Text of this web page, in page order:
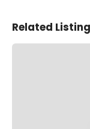
Related Listing